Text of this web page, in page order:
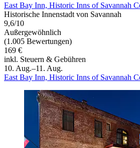
East Bay Inn, Historic Inns of Savannah
Historische Innenstadt von Savannah
9,6/10
Außergewöhnlich
(1.005 Bewertungen)
169 €
inkl. Steuern & Gebühren
10. Aug.–11. Aug.
East Bay Inn, Historic Inns of Savannah